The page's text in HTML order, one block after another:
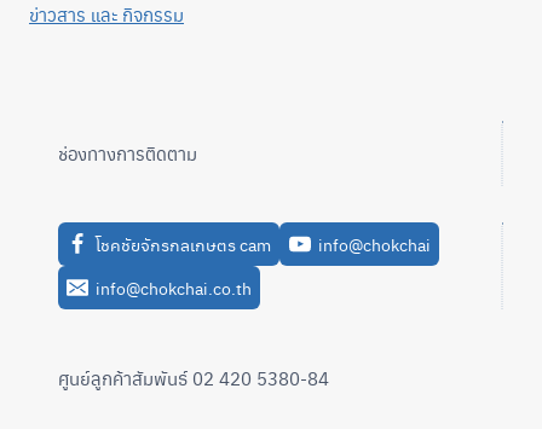
ข่าวสาร และ กิจกรรม
ช่องทางการติดตาม
โชคชัยจักรกลเกษตร cam
info@chokchai
info@chokchai.co.th
ศูนย์ลูกค้าสัมพันธ์ 02 420 5380-84